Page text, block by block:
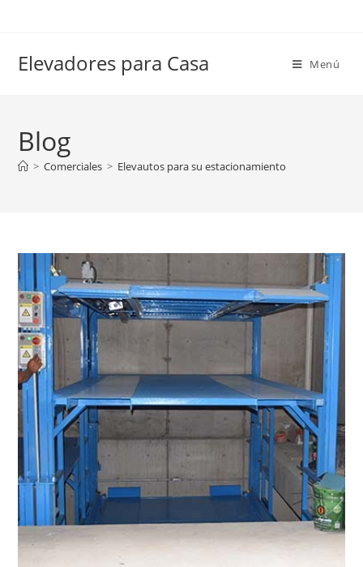
Elevadores para Casa Menú
Blog
> Comerciales > Elevautos para su estacionamiento